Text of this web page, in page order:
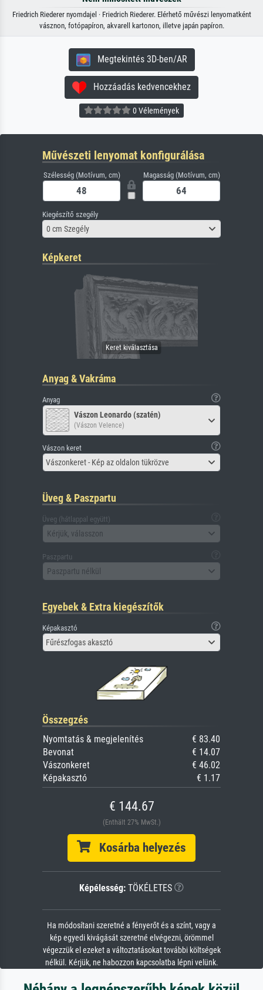
Friedrich Riederer nyomdajel · Friedrich Riederer. Elérhető művészi lenyomatként
vásznon, fotópapíron, akvarell kartonon, illetve japán papíron.
Megtekintés 3D-ben/AR
Hozzáadás kedvencekhez
0 Vélemények
Művészeti lenyomat konfigurálása
Szélesség (Motívum, cm) Magasság (Motívum, cm)
Kiegészítő szegély
0 cm Szegély
Képkeret
Anyag & Vakráma
Anyag
Vászon Leonardo (szatén)
(Vászon Velence)
Vászon keret
Vászonkeret - Kép az oldalon tükrözve
Üveg & Paszpartu
Üveg (hátlappal együtt)
Kérjük, válasszon
Paszpartu
Paszpartu nélkül
Egyebek & Extra kiegészítők
Képakasztó
Fűrészfogas akasztó
Összegzés
Nyomtatás & megjelenítés
€ 83.40
Bevonat
€ 14.07
Vászonkeret
€ 46.02
Képakasztó
€ 1.17
€ 144.67
(Enthält 27% MwSt.)
Kosárba helyezés
Képélesség: TÖKÉLETES
Ha módosítani szeretné a fényerőt és a színt, vagy a
kép egyedi kivágását szeretné elvégezni, örömmel
végezzük el ezeket a változtatásokat további költségek
nélkül. Kérjük, ne habozzon kapcsolatba lépni velünk.